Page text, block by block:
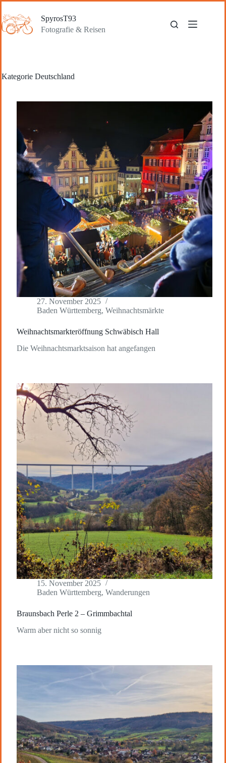
Inhalt
springen
SpyrosT93
Fotografie & Reisen
Kategorie Deutschland
27. November 2025
Baden Württemberg, Weihnachtsmärkte
Weihnachtsmarkteröffnung Schwäbisch Hall
Die Weihnachtsmarktsaison hat angefangen
15. November 2025
Baden Württemberg, Wanderungen
Braunsbach Perle 2 – Grimmbachtal
Warm aber nicht so sonnig